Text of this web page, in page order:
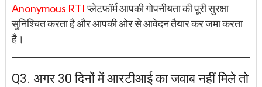
Anonymous RTIप्लेटफॉर्म आपकी गोपनीयता की पूरी सुरक्षा
सुनिश्चित करता है और आपकी ओर से आवेदन तैयार कर जमा करता
है।
Q3. अगर 30 दिनों में आरटीआई का जवाब नहीं मिले तो